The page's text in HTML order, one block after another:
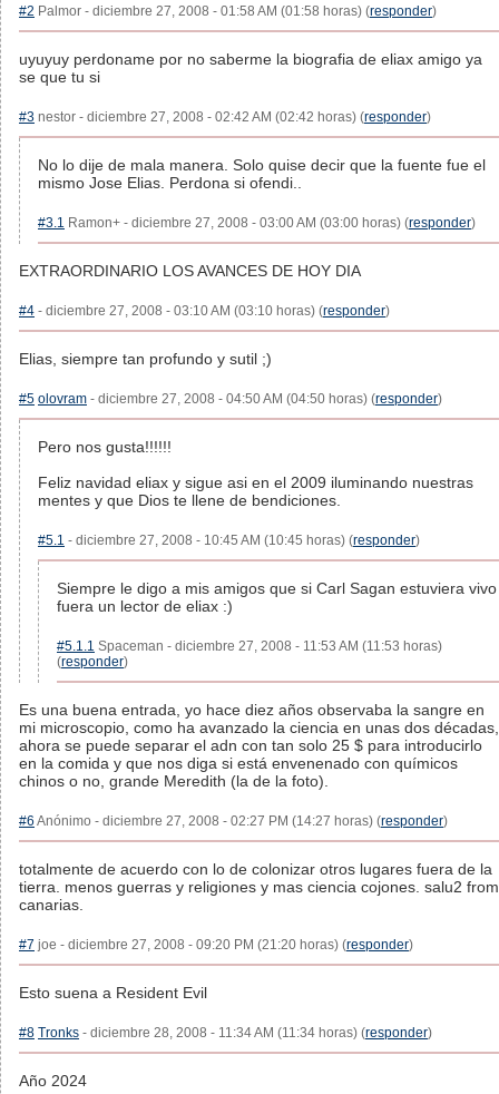
#2 Palmor - diciembre 27, 2008 - 01:58 AM (01:58 horas) (responder)
uyuyuy perdoname por no saberme la biografia de eliax amigo ya
se que tu si
#3 nestor - diciembre 27, 2008 - 02:42 AM (02:42 horas) (responder)
No lo dije de mala manera. Solo quise decir que la fuente fue el
mismo Jose Elias. Perdona si ofendi..
#3.1 Ramon+ - diciembre 27, 2008 - 03:00 AM (03:00 horas) (responder)
EXTRAORDINARIO LOS AVANCES DE HOY DIA
#4 - diciembre 27, 2008 - 03:10 AM (03:10 horas) (responder)
Elias, siempre tan profundo y sutil ;)
#5 olovram - diciembre 27, 2008 - 04:50 AM (04:50 horas) (responder)
Pero nos gusta!!!!!!
Feliz navidad eliax y sigue asi en el 2009 iluminando nuestras
mentes y que Dios te llene de bendiciones.
#5.1 - diciembre 27, 2008 - 10:45 AM (10:45 horas) (responder)
Siempre le digo a mis amigos que si Carl Sagan estuviera vivo
fuera un lector de eliax :)
#5.1.1 Spaceman - diciembre 27, 2008 - 11:53 AM (11:53 horas)
(responder)
Es una buena entrada, yo hace diez años observaba la sangre en
mi microscopio, como ha avanzado la ciencia en unas dos décadas,
ahora se puede separar el adn con tan solo 25 $ para introducirlo
en la comida y que nos diga si está envenenado con químicos
chinos o no, grande Meredith (la de la foto).
#6 Anónimo - diciembre 27, 2008 - 02:27 PM (14:27 horas) (responder)
totalmente de acuerdo con lo de colonizar otros lugares fuera de la
tierra. menos guerras y religiones y mas ciencia cojones. salu2 from
canarias.
#7 joe - diciembre 27, 2008 - 09:20 PM (21:20 horas) (responder)
Esto suena a Resident Evil
#8 Tronks - diciembre 28, 2008 - 11:34 AM (11:34 horas) (responder)
Año 2024